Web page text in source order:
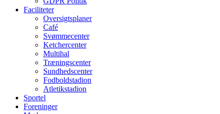
Faciliteter
Oversigtsplaner
Café
Svømmecenter
Ketchercenter
Multihal
Træningscenter
Sundhedscenter
Fodboldstadion
Atletikstadion
Sportel
Foreninger